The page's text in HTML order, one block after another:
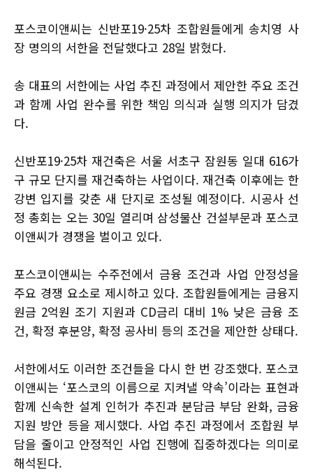
포스코이앤씨는 신반포19·25차 조합원들에게 송치영 사
장 명의의 서한을 전달했다고 28일 밝혔다.
송 대표의 서한에는 사업 추진 과정에서 제안한 주요 조건
과 함께 사업 완수를 위한 책임 의식과 실행 의지가 담겼
다.
신반포19·25차 재건축은 서울 서초구 잠원동 일대 616가
구 규모 단지를 재건축하는 사업이다. 재건축 이후에는 한
강변 입지를 갖춘 새 단지로 조성될 예정이다. 시공사 선
정 총회는 오는 30일 열리며 삼성물산 건설부문과 포스코
이앤씨가 경쟁을 벌이고 있다.
포스코이앤씨는 수주전에서 금융 조건과 사업 안정성을
주요 경쟁 요소로 제시하고 있다. 조합원들에게는 금융지
원금 2억원 조기 지원과 CD금리 대비 1% 낮은 금융 조
건, 확정 후분양, 확정 공사비 등의 조건을 제안한 상태다.
서한에서도 이러한 조건들을 다시 한 번 강조했다. 포스코
이앤씨는 ‘포스코의 이름으로 지켜낼 약속’이라는 표현과
함께 신속한 설계 인허가 추진과 분담금 부담 완화, 금융
지원 방안 등을 제시했다. 사업 추진 과정에서 조합원 부
담을 줄이고 안정적인 사업 진행에 집중하겠다는 의미로
해석된다.